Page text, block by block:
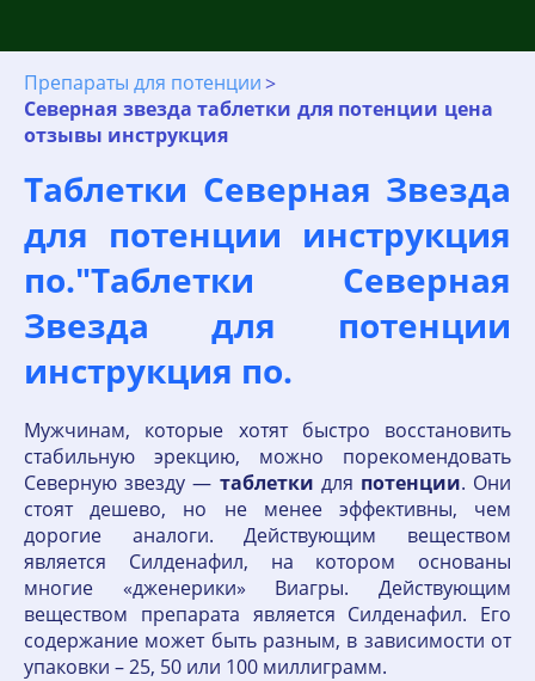
Препараты для потенции
Северная звезда таблетки для потенции цена
отзывы инструкция
Таблетки Северная Звезда
для потенции инструкция
по."Таблетки Северная
Звезда для потенции
инструкция по.
Мужчинам, которые хотят быстро восстановить
стабильную эрекцию, можно порекомендовать
Северную звезду — таблетки для потенции. Они
стоят дешево, но не менее эффективны, чем
дорогие аналоги. Действующим веществом
является Силденафил, на котором основаны
многие «дженерики» Виагры. Действующим
веществом препарата является Силденафил. Его
содержание может быть разным, в зависимости от
упаковки – 25, 50 или 100 миллиграмм.